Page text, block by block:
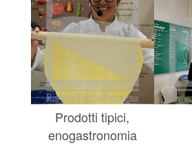
Prodotti tipici,
enogastronomia